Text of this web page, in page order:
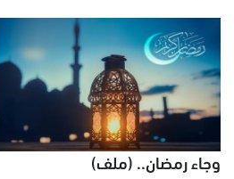
وجاء رمضان.. (ملف)